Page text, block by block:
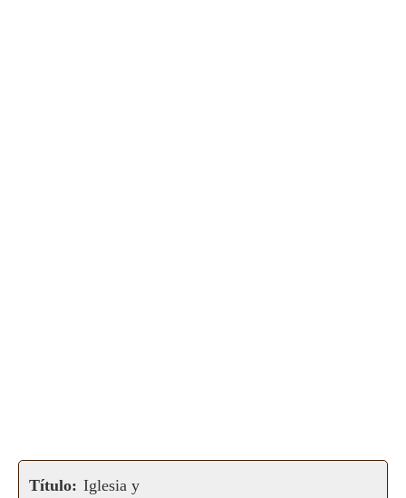
Título: Iglesia y